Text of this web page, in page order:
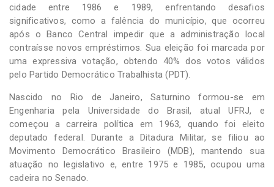
cidade entre 1986 e 1989, enfrentando desafios
significativos, como a falência do município, que ocorreu
após o Banco Central impedir que a administração local
contraísse novos empréstimos. Sua eleição foi marcada por
uma expressiva votação, obtendo 40% dos votos válidos
pelo Partido Democrático Trabalhista (PDT).
Nascido no Rio de Janeiro, Saturnino formou-se em
Engenharia pela Universidade do Brasil, atual UFRJ, e
começou a carreira política em 1963, quando foi eleito
deputado federal. Durante a Ditadura Militar, se filiou ao
Movimento Democrático Brasileiro (MDB), mantendo sua
atuação no legislativo e, entre 1975 e 1985, ocupou uma
cadeira no Senado.